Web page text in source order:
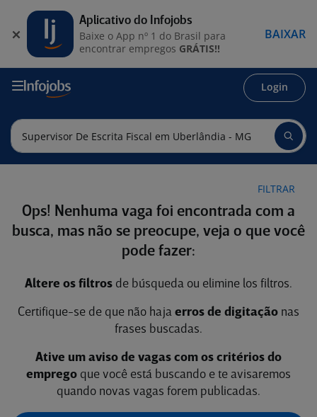
Login
FILTRAR
Ops! Nenhuma vaga foi encontrada com a
busca, mas não se preocupe, veja o que você
pode fazer:
Altere os filtros de búsqueda ou elimine los filtros.
Certifique-se de que não haja erros de digitação nas
frases buscadas.
Ative um aviso de vagas com os critérios do
emprego que você está buscando e te avisaremos
quando novas vagas forem publicadas.
Aplicativo do Infojobs
Baixe o App nº 1 do Brasil para
encontrar empregos GRÁTIS!!
BAIXAR